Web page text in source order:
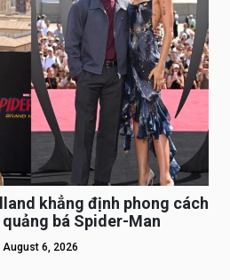
khẳng định phong cách
bá Spider-Man
August 6, 2026